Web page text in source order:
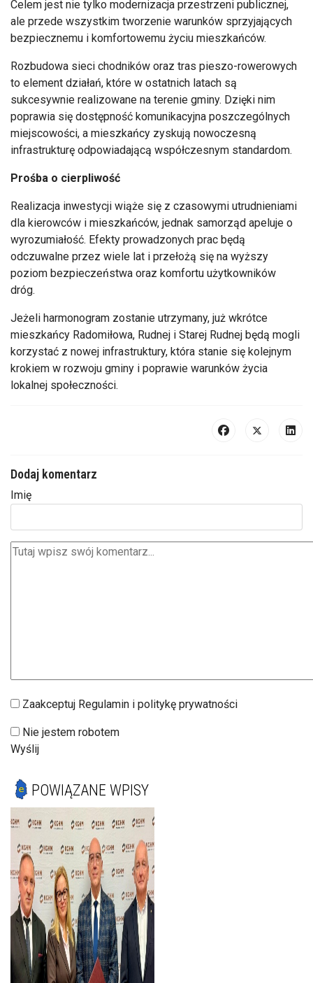
Celem jest nie tylko modernizacja przestrzeni publicznej,
ale przede wszystkim tworzenie warunków sprzyjających
bezpiecznemu i komfortowemu życiu mieszkańców.
Rozbudowa sieci chodników oraz tras pieszo-rowerowych
to element działań, które w ostatnich latach są
sukcesywnie realizowane na terenie gminy. Dzięki nim
poprawia się dostępność komunikacyjna poszczególnych
miejscowości, a mieszkańcy zyskują nowoczesną
infrastrukturę odpowiadającą współczesnym standardom.
Prośba o cierpliwość
Realizacja inwestycji wiąże się z czasowymi utrudnieniami
dla kierowców i mieszkańców, jednak samorząd apeluje o
wyrozumiałość. Efekty prowadzonych prac będą
odczuwalne przez wiele lat i przełożą się na wyższy
poziom bezpieczeństwa oraz komfortu użytkowników
dróg.
Jeżeli harmonogram zostanie utrzymany, już wkrótce
mieszkańcy Radomiłowa, Rudnej i Starej Rudnej będą mogli
korzystać z nowej infrastruktury, która stanie się kolejnym
krokiem w rozwoju gminy i poprawie warunków życia
lokalnej społeczności.
Dodaj komentarz
Imię
Zaakceptuj Regulamin i politykę prywatności
Nie jestem robotem
Wyślij
POWIĄZANE WPISY